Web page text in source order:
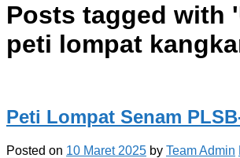
Posts tagged with '
peti lompat
Peti Lompat Senam
Posted on 10 Maret 2025 by Team Admin